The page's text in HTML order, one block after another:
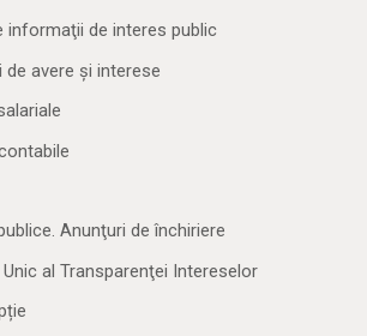
informaţii de interes public
de avere și interese
Anunţuri de închiriere
al Transparenţei Intereselor